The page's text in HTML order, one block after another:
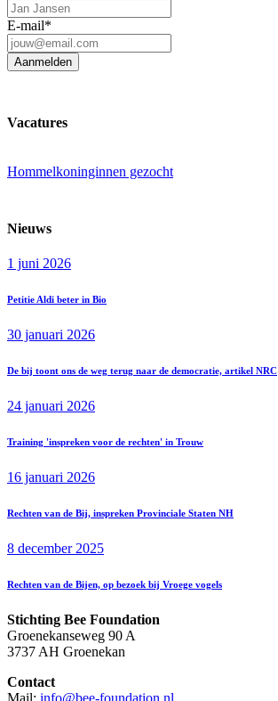
E-mail*
Aanmelden
Vacatures
Hommelkoninginnen gezocht
Nieuws
1 juni 2026
Petitie Aldi beter in Bio
30 januari 2026
De bij toont ons de weg terug naar de democratie, artikel NRC
24 januari 2026
Training 'inspreken voor de rechten' in Trouw
16 januari 2026
Rechten van de Bij, inspreken Provinciale Staten NH
8 december 2025
Rechten van de Bijen, op bezoek bij Vroege vogels
Stichting Bee Foundation
Groenekanseweg 90 A
3737 AH Groenekan
Contact